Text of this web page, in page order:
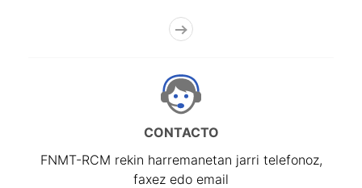
CONTACTO
FNMT-RCM rekin harremanetan jarri telefonoz,
faxez edo email